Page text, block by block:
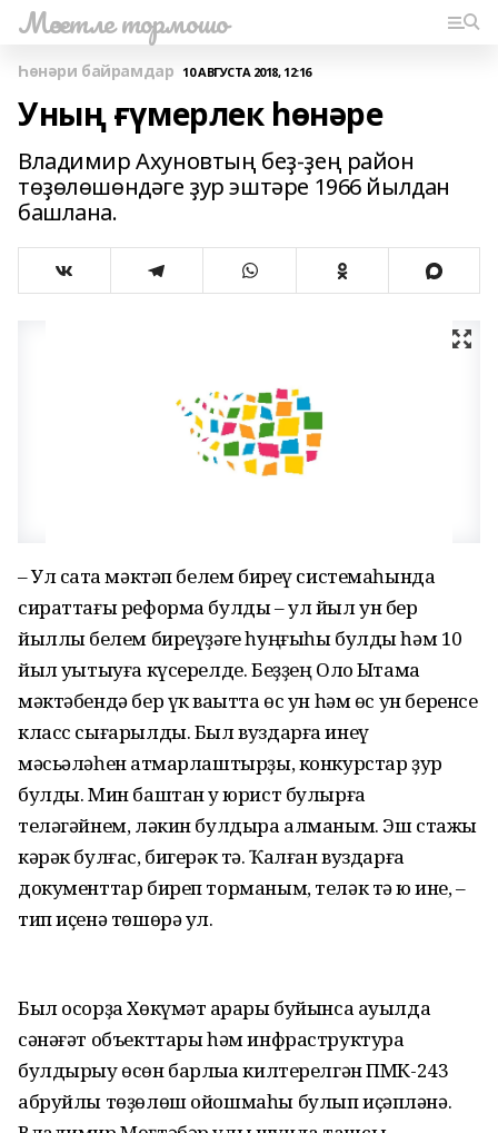
Мәсетле тормошо
Һөнәри байрамдар 10 АВГУСТА 2018, 12:16
Уның ғүмерлек һөнәре
Владимир Ахуновтың беҙ-ҙең район
төҙөлөшөндәге ҙур эштәре 1966 йылдан
башлана.
– Ул саҡта мәктәп белем биреү системаһында
сираттағы реформа булды – ул йыл ун бер
йыллыҡ белем биреүҙәге һуңғыһы булды һәм 10
йыл уҡытыуға күсерелде. Беҙҙең Оло Ыҡтамаҡ
мәктәбендә бер үк ваҡытта өс ун һәм өс ун беренсе
класс сығарылды. Был вуздарға инеү
мәсьәләһен ҡатмарлаштырҙы, конкурстар ҙур
булды. Мин баштан уҡ юрист булырға
теләгәйнем, ләкин булдыра алманым. Эш стажы
кәрәк булғас, бигерәк тә. Ҡалған вуздарға
документтар биреп торманым, теләк тә юҡ ине, –
тип иҫенә төшөрә ул.
Был осорҙа Хөкүмәт ҡарары буйынса ауылда
сәнәғәт объекттары һәм инфраструктура
булдырыу өсөн барлыҡҡа килтерелгән ПМК-243
абруйлы төҙөлөш ойошмаһы булып иҫәпләнә.